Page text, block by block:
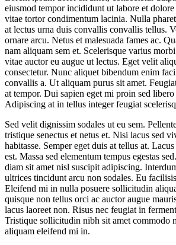
eiusmod tempor incididunt ut labore et dolore
vitae tortor condimentum lacinia. Nulla
at lectus urna duis convallis convallis tellus.
ornare arcu. Netus et malesuada fames ac.
nam aliquam sem et. Scelerisque varius
vitae auctor eu augue ut lectus. Eget velit
consectetur. Nunc aliquet bibendum enim
convallis a. Ut aliquam purus sit amet.
at tempor. Dui sapien eget mi proin sed
Adipiscing at in tellus integer feugiat
Sed velit dignissim sodales ut eu sem.
tristique senectus et netus et. Nisi lacus sed
habitasse. Semper eget duis at tellus at.
est. Massa sed elementum tempus egestas
diam sit amet nisl suscipit adipiscing.
ultrices tincidunt arcu non sodales. Eu
Eleifend mi in nulla posuere sollicitudin
quisque non tellus orci ac auctor augue
lacus laoreet non. Risus nec feugiat in
Tristique sollicitudin nibh sit amet commodo
aliquam eleifend mi in.